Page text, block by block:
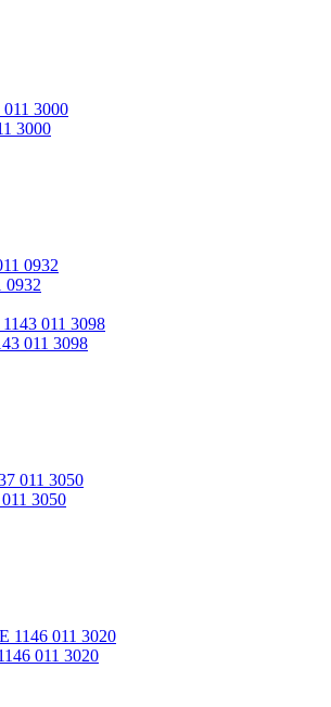
3000
0932
011 3098
3050
011 3020